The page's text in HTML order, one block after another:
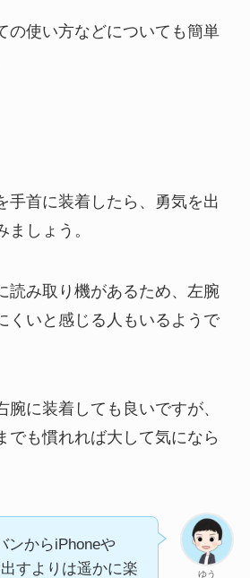
の使い方などについても簡単
手首に装着したら、勇気を出
ましょう。
読み取り機があるため、左腕
くいと感じる人もいるようで
腕に装着しても良いですが、
でも慣れれば大して気になら
ゆう
ンからiPhoneや
すよりは遥かに楽